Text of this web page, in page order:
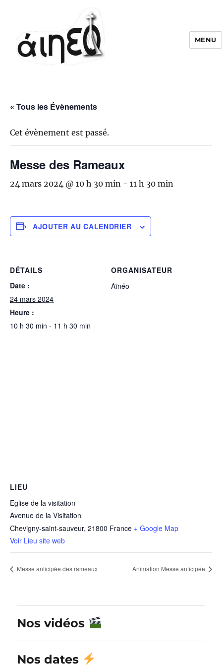
MENU
« Tous les Évènements
Cet évènement est passé.
Messe des Rameaux
24 mars 2024 @ 10 h 30 min - 11 h 30 min
AJOUTER AU CALENDRIER
DÉTAILS
Date :
24 mars 2024
Heure :
10 h 30 min - 11 h 30 min
ORGANISATEUR
Aïnéo
LIEU
Eglise de la visitation
Avenue de la Visitation
Chevigny-saint-sauveur, 21800 France + Google Map
Voir Lieu site web
Messe anticipée des rameaux Animation Messe anticipée
Nos vidéos
Nos dates